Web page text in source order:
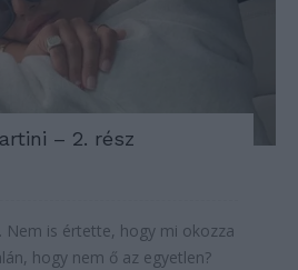
– 2. rész
Nem is értette, hogy mi okozza
hogy nem ő az egyetlen?